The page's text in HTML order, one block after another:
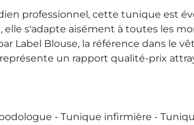
professionnel, cette tunique est
s'adapte aisément à toutes les
Label Blouse, la référence dans le
un rapport qualité-prix
- Tunique infirmière -